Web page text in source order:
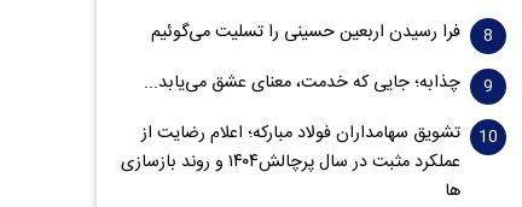
فرا رسیدن اربعین حسینی را تسلیت می‌گوئیم
چذابه؛ جایی که خدمت، معنای عشق می‌یابد...
تشویق سهامداران فولاد مبارکه؛ اعلام رضایت از
عملکرد مثبت در سال پرچالش۱۴۰۴ و روند بازسازی
ها